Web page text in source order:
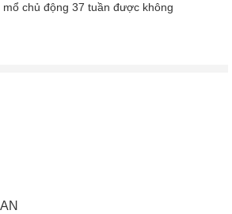
mổ chủ động 37 tuần được không